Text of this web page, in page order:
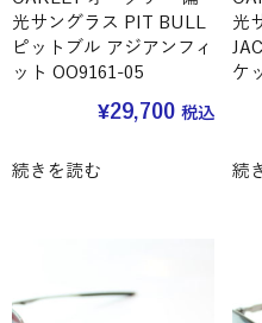
光サングラス PIT BULL
ピットブル アジアンフィ
ット OO9161-05
¥29,700 税込
続きを読む
光
ケ
続